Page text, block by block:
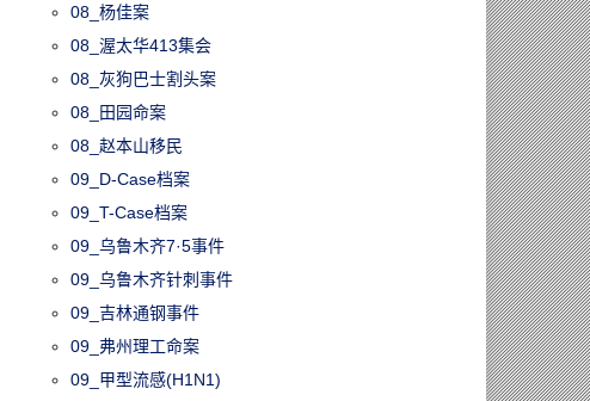
08_杨佳案
08_渥太华413集会
08_灰狗巴士割头案
08_田园命案
08_赵本山移民
09_D-Case档案
09_T-Case档案
09_乌鲁木齐7·5事件
09_乌鲁木齐针刺事件
09_吉林通钢事件
09_弗州理工命案
09_甲型流感(H1N1)